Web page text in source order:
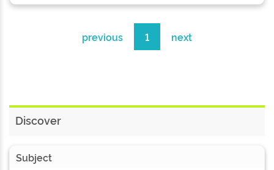
previous 1 next
Discover
Subject